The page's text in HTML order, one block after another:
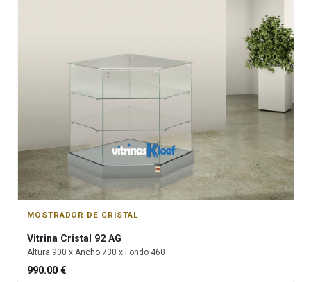
MOSTRADOR DE CRISTAL
Vitrina Cristal 92 AG
Altura 900 x Ancho 730 x Fondo 460
990.00 €